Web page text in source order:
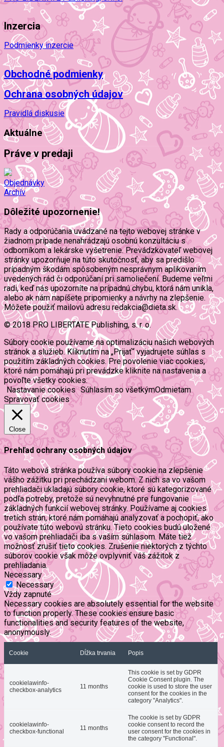
Inzercia
Podmienky inzercie
Obchodné podmienky
Ochrana osobných údajov
Pravidlá diskusie
Aktuálne
Práve v predaji
Objednávky
Archív
Dôležité upozornenie!
Rady a odporúčania uvádzané na tejto webovej stránke v
žiadnom prípade nenahrádzajú osobnú konzultáciu s
odborníkom a lekárske vyšetrenie. Prevádzkovateľ webovej
stránky upozorňuje na túto skutočnosť, aby sa predišlo
prípadným škodám spôsobeným nesprávnym aplikovaním
uvedených rád či odporúčaní pri samoliečení. Budeme veľmi
radi, keď nás upozorníte na prípadnú chybu, ktorá nám unikla,
alebo ak nám napíšete pripomienky a návrhy na zlepšenie.
Môžete použiť mailovú adresu redakcia@dieta.sk.
© 2018 PRO LIBERTATE Publishing, s. r. o.
Súbory cookie používame na optimalizáciu našich webových
stránok a služieb. Kliknutím na „Prijať“ vyjadrujete súhlas s
použitím základných cookies. Pre povolenie viac cookies,
ktoré nám pomáhajú pri prevádzke kliknite na nastavenia a
povoľte všetky cookies.
Nastavanie cookies Súhlasím so všetkýmOdmietam
Spravovať cookies
Close
Prehľad ochrany osobných údajov
Táto webová stránka používa súbory cookie na zlepšenie
vášho zážitku pri prechádzaní webom. Z nich sa vo vašom
prehliadači ukladajú súbory cookie, ktoré sú kategorizované
podľa potreby, pretože sú nevyhnutné pre fungovanie
základných funkcií webovej stránky. Používame aj cookies
tretích strán, ktoré nám pomáhajú analyzovať a pochopiť, ako
používate túto webovú stránku. Tieto cookies budú uložené
vo vašom prehliadači iba s vaším súhlasom. Máte tiež
možnosť zrušiť tieto cookies. Zrušenie niektorých z týchto
súborov cookie však môže ovplyvniť váš zážitok z
prehliadania.
Necessary
Necessary
Vždy zapnuté
Necessary cookies are absolutely essential for the website
to function properly. These cookies ensure basic
functionalities and security features of the website,
anonymously.
Cookie Dĺžka trvania Popis
cookielawinfo-
checkbox-analytics
11 months
This cookie is set by GDPR
Cookie Consent plugin. The
cookie is used to store the user
consent for the cookies in the
category "Analytics".
cookielawinfo-
checkbox-functional
11 months
The cookie is set by GDPR
cookie consent to record the
user consent for the cookies in
the category "Functional".